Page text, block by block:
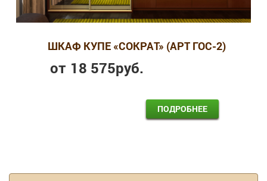
ШКАФ КУПЕ «СОКРАТ» (АРТ ГОС-2)
от 18 575руб.
ПОДРОБНЕЕ